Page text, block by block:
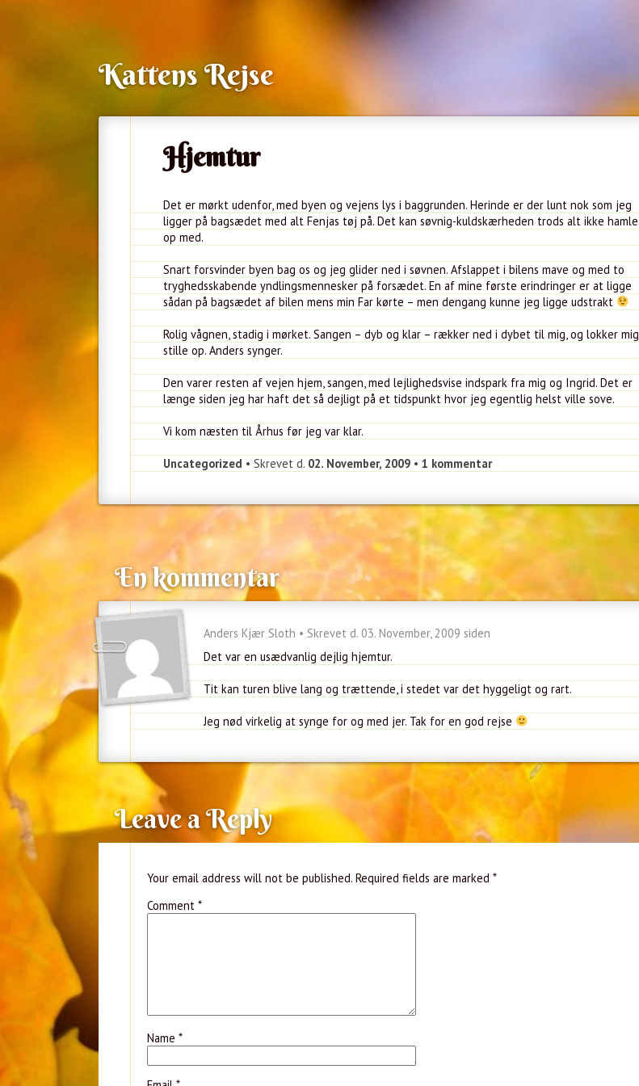
Kattens Rejse
Hjemtur
Det er mørkt udenfor, med byen og vejens lys i baggrunden. Herinde er der lunt nok som jeg
ligger på bagsædet med alt Fenjas tøj på. Det kan søvnig-kuldskærheden trods alt ikke hamle
op med.
Snart forsvinder byen bag os og jeg glider ned i søvnen. Afslappet i bilens mave og med to
tryghedsskabende yndlingsmennesker på forsædet. En af mine første erindringer er at ligge
sådan på bagsædet af bilen mens min Far kørte – men dengang kunne jeg ligge udstrakt
Rolig vågnen, stadig i mørket. Sangen – dyb og klar – rækker ned i dybet til mig, og lokker mig
stille op. Anders synger.
Den varer resten af vejen hjem, sangen, med lejlighedsvise indspark fra mig og Ingrid. Det er
længe siden jeg har haft det så dejligt på et tidspunkt hvor jeg egentlig helst ville sove.
Vi kom næsten til Århus før jeg var klar.
Uncategorized • Skrevet d. 02. November, 2009 • 1 kommentar
En kommentar
Anders Kjær Sloth • Skrevet d. 03. November, 2009 siden
Det var en usædvanlig dejlig hjemtur.
Tit kan turen blive lang og trættende, i stedet var det hyggeligt og rart.
Jeg nød virkelig at synge for og med jer. Tak for en god rejse
Leave a Reply
Your email address will not be published. Required fields are marked *
Comment *
Name *